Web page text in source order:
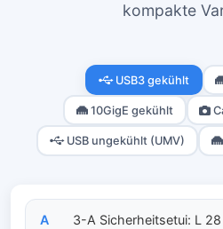
kompakte
USB3 gekühlt
10GigE gekühlt
USB ungekühlt (UMV)
A
3-A Sicherheitsetui: L